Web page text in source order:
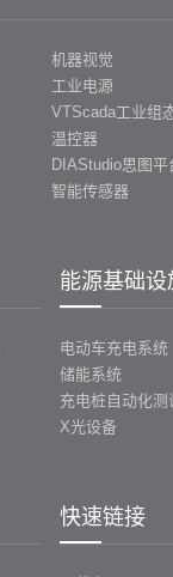
机器视觉
工业电源
VTScada工业组
温控器
DIAStudio思图平
智能传感器
能源基础设
电动车充电系统
储能系统
充电桩自动化测
X光设备
快速链接